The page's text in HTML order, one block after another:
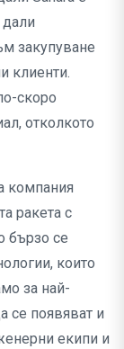
закупуване
клиенти.
скоро
отколкото
компания
ракета с
бързо се
които
за най-
се появяват и
екипи и